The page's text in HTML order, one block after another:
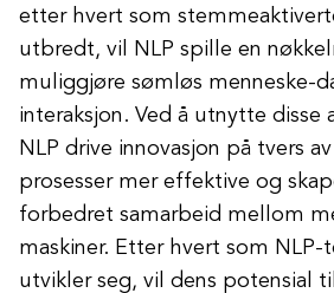
etter hvert som
utbredt, vil NLP spille en
muliggjøre sømløs menneske-
interaksjon. Ved å utnytte disse
NLP drive innovasjon på tvers
prosesser mer effektive og
forbedret samarbeid mellom
maskiner. Etter hvert som NLP-
utvikler seg, vil dens potensial